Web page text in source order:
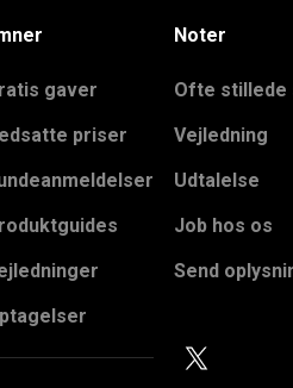
gaver
priser
Noter
Ofte stillede
Vejledning
Udtalelse
Job hos os
Send